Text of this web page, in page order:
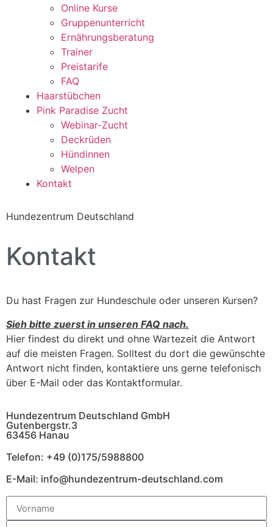
Online Kurse
Gruppenunterricht
Ernährungsberatung
Trainer
Preistarife
FAQ
Haarstübchen
Pink Paradise Zucht
Webinar-Zucht
Deckrüden
Hündinnen
Welpen
Kontakt
Hundezentrum Deutschland
Kontakt
Du hast Fragen zur Hundeschule oder unseren Kursen?
Sieh bitte zuerst in unseren FAQ nach.
Hier findest du direkt und ohne Wartezeit die Antwort
auf die meisten Fragen. Solltest du dort die gewünschte
Antwort nicht finden, kontaktiere uns gerne telefonisch
über E-Mail oder das Kontaktformular.
Hundezentrum Deutschland GmbH
Gutenbergstr.3
63456 Hanau
Telefon: +49 (0)175/5988800
E-Mail: info@hundezentrum-deutschland.com